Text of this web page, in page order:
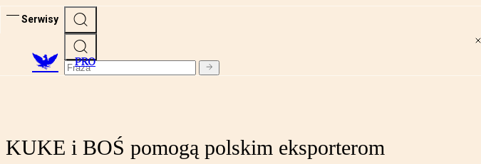
Serwisy
PRO
KUKE i BOŚ pomogą polskim eksporterom